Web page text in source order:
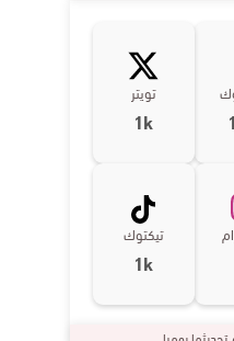
تويتر
1k
تيكتوك
1k